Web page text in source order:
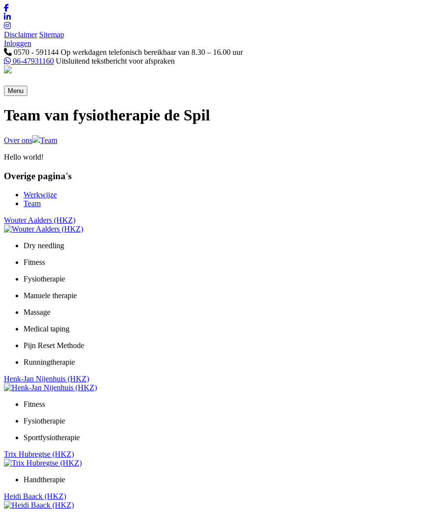
Disclaimer Sitemap
Inloggen
0570 - 591144 Op werkdagen telefonisch bereikbaar van 8.30 – 16.00 uur
06-47931160 Uitsluitend tekstbericht voor afspraken
Menu
Team van fysiotherapie de Spil
Over ons
Team
Hello world!
Overige pagina's
Werkwijze
Team
Wouter Aalders (HKZ)
Dry needling
Fitness
Fysiotherapie
Manuele therapie
Massage
Medical taping
Pijn Reset Methode
Runningtherapie
Henk-Jan Nijenhuis (HKZ)
Fitness
Fysiotherapie
Sportfysiotherapie
Trix Hubregtse (HKZ)
Handtherapie
Heidi Baack (HKZ)